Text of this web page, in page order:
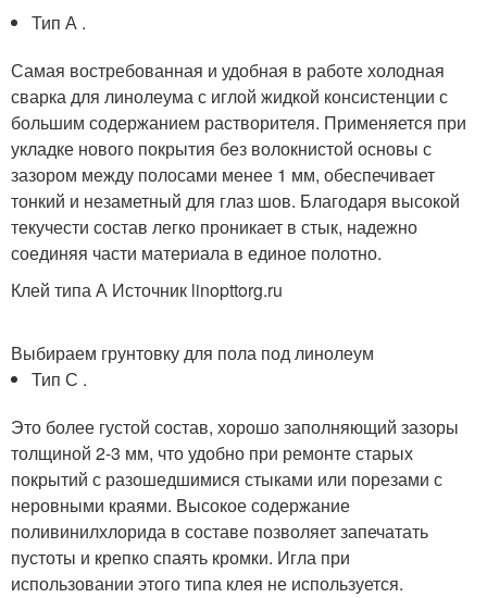
Тип А .
Самая востребованная и удобная в работе холодная
сварка для линолеума с иглой жидкой консистенции с
большим содержанием растворителя. Применяется при
укладке нового покрытия без волокнистой основы с
зазором между полосами менее 1 мм, обеспечивает
тонкий и незаметный для глаз шов. Благодаря высокой
текучести состав легко проникает в стык, надежно
соединяя части материала в единое полотно.
Клей типа А Источник linopttorg.ru
Выбираем грунтовку для пола под линолеум
Тип С .
Это более густой состав, хорошо заполняющий зазоры
толщиной 2-3 мм, что удобно при ремонте старых
покрытий с разошедшимися стыками или порезами с
неровными краями. Высокое содержание
поливинилхлорида в составе позволяет запечатать
пустоты и крепко спаять кромки. Игла при
использовании этого типа клея не используется.